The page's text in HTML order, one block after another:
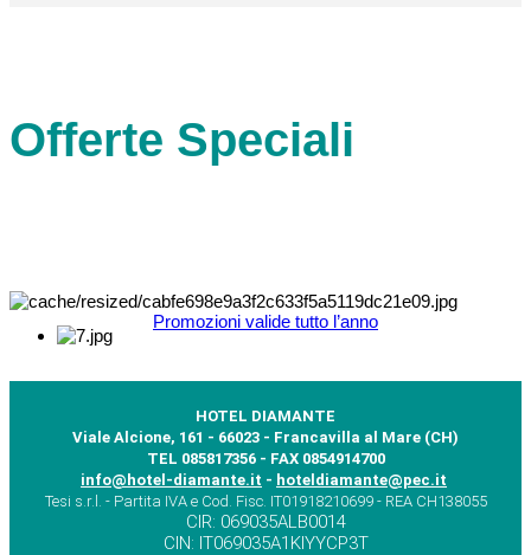
Offerte Speciali
Promozioni valide tutto l’anno
HOTEL DIAMANTE
Viale Alcione, 161 - 66023 - Francavilla al Mare (CH)
TEL 085817356 - FAX 0854914700
info@hotel-diamante.it - hoteldiamante@pec.it
Tesi s.r.l. - Partita IVA e Cod. Fisc. IT01918210699 - REA CH138055
CIR: 069035ALB0014
CIN: IT069035A1KIYYCP3T